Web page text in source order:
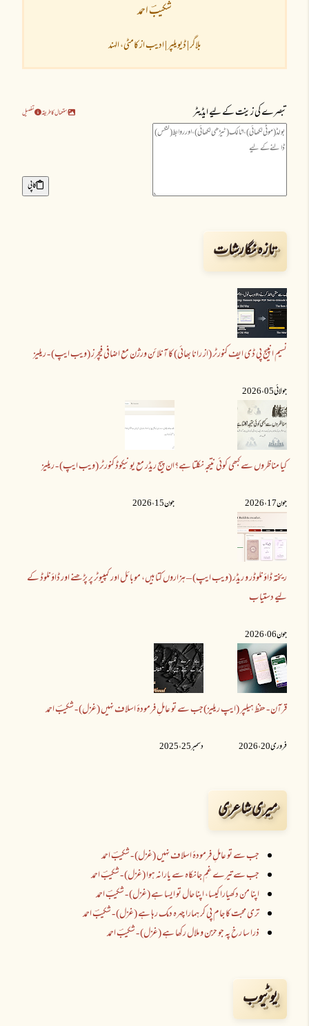
شکیبؔ احمد
بلاگر | ڈیویلپر | ادیب از کامٹی، الہند
تبصرے کی زینت کے لیے ایڈیٹر استعمال کا طریقہ تفصیل
کاپی
تازہ نگارشات
نسیم انپیج پی ڈی ایف کنورٹر (از رانا بھائی) کا آنلائن ورژن مع اضافی فیچرز (ویب ایپ) - ریلیز
جولائی 05 ،2026
کیا مناظروں سے کبھی کوئی نتیجہ نکلتا ہے؟
جون 17 ،2026
ان پیج ریڈر مع یونیکوڈ کنورٹر (ویب ایپ) - ریلیز
جون 15 ،2026
ریختہ ڈاؤنلوڈر و ریڈر (ویب ایپ) – ہزاروں کتابیں، موبائل اور کمپیوٹر پر پڑھنے اور ڈاؤنلوڈ کے
لیے دستیاب
جون 06 ،2026
قرآن - حفظ ہیلپر (ایپ ریلیز)
فروری 20 ،2026
جب سے تو عاملِ فرمودۂ اسلاف نہیں (غزل) - شکیبؔ احمد
دسمبر 25 ،2025
میری شاعری
جب سے تو عاملِ فرمودۂ اسلاف نہیں (غزل) - شکیبؔ احمد
جب سے تیرے غمِ جانکاہ سے یارانہ ہوا (غزل) - شکیبؔ احمد
اپنا من دکھیارا کیسا، اپنا حال تو ایسا ہے (غزل) - شکیبؔ احمد
تری محبت کا جام پی کر ہمارا چہرہ دمک رہا ہے (غزل) - شکیبؔ احمد
ذرا سا رخ پہ جو حزن و ملال رکھا ہے (غزل) - شکیبؔ احمد
یوٹیوب